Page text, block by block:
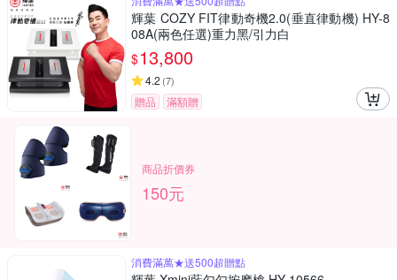
輝葉 COZY FIT律動奇機2.0(垂直律動機) HY-8
08A(兩色任選)重力黑/引力白
$13,800
4.2 (7)
贈品 滿額贈
商品折價券
150元
消費滿萬★送500超贈點